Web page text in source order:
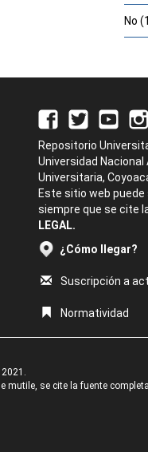
No
Repositorio
Universidad Nacional
Universitaria,
Este sitio web
siempre que se cite
LEGAL.
¿Cómo llegar?
Suscripción a
Normatividad
se cite la fuente